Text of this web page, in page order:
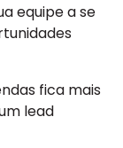
equipe a se
fica mais
lead